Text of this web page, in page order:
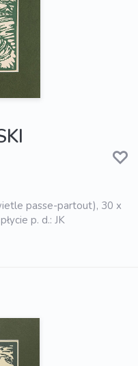
passe-partout), 30 x
p. d.: JK